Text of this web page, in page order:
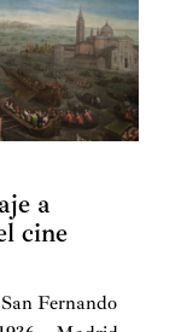
a
cine
Fernando